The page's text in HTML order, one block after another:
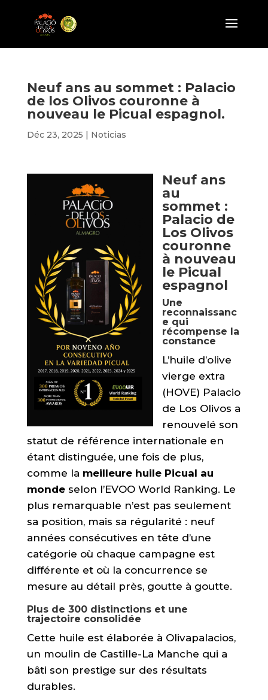
Neuf ans au sommet : Palacio
de los Olivos couronne à
nouveau le Picual espagnol.
Déc 23, 2025 | Noticias
Neuf ans
au
sommet :
Palacio de
Los Olivos
couronne
à nouveau
le Picual
espagnol
Une
reconnaissanc
e qui
récompense la
constance
L’huile d’olive
vierge extra
(HOVE) Palacio
de Los Olivos a
renouvelé son
statut de référence internationale en
étant distinguée,une fois de plus,
comme la meilleure huile Picual au
mondeselon l’EVOO World Ranking. Le
plus remarquable n’est pas seulement
sa position,mais sa régularité : neuf
années consécutives en tête d’une
catégorie où chaque campagne est
différente et où la concurrence se
mesure au détail près,goutte à goutte.
Plus de 300 distinctions et une
trajectoire consolidée
Cette huile est élaborée à Olivapalacios,
un moulin de Castille-La Manche qui a
bâti son prestige sur des résultats
durables.